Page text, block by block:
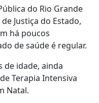
do Rio Grande
Justiça do Estado,
há poucos
de saúde é regular.
de idade, ainda
Terapia Intensiva
Natal.